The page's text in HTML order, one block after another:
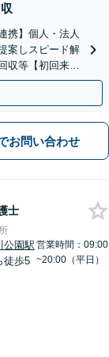
携】個人・法人
案しスピード解
収等【初回来所
分】
お問い合わせ
士
公園駅
徒歩5
営業時間：09:00
~20:00（平日）